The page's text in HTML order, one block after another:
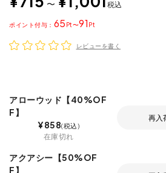
〜 税込
65 〜91
ポイント
レビューを書く
アローウッド【40%OF
F】
¥858 税込
在庫切れ
再入
アクアシー【50%OF
F】